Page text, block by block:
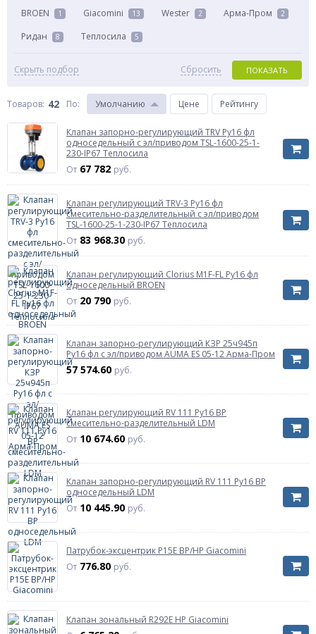
BROEN 1 Giacomini 13 Wester 2 Арма-Пром 2
Ридан 8 Теплосила 5
Скрыть подбор ПОКАЗАТЬ
Сбросить
Товаров: 42 По: Умолчанию Цене Рейтингу
Клапан запорно-регулирующий TRV Ру16 фл
односедельный с эл/приводом TSL-1600-25-1-
230-IP67 Теплосила
От 67 782 руб.
Клапан регулирующий TRV-3 Ру16 фл
смесительно-разделительный с эл/приводом
TSL-1600-25-1-230-IP67 Теплосила
От 83 968.30 руб.
Клапан регулирующий Clorius M1F-FL Ру16 фл
односедельный BROEN
От 20 790 руб.
Клапан запорно-регулирующий КЗР 25ч945п
Ру16 фл с эл/приводом AUMA ES 05-12 Арма-Пром
57 574.60 руб.
Клапан регулирующий RV 111 Ру16 ВР
смесительно-разделительный LDM
От 10 674.60 руб.
Клапан запорно-регулирующий RV 111 Ру16 ВР
односедельный LDM
От 10 445.90 руб.
Патрубок-эксцентрик P15E ВР/НР Giacomini
От 776.80 руб.
Клапан зональный R292E НР Giacomini